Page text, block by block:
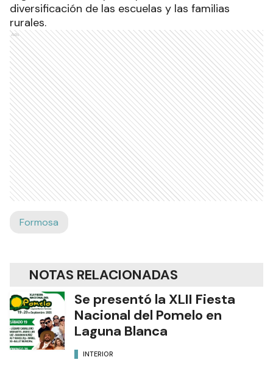
diversificación de las escuelas y las familias
rurales.
Ads
Formosa
NOTAS RELACIONADAS
Se presentó la XLII Fiesta
Nacional del Pomelo en
Laguna Blanca
INTERIOR